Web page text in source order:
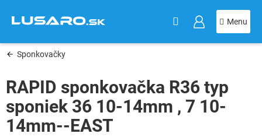
obsah
Sponkovačky
RAPID sponkovačka R36 typ
sponiek 36 10-14mm , 7 10-
14mm--EAST